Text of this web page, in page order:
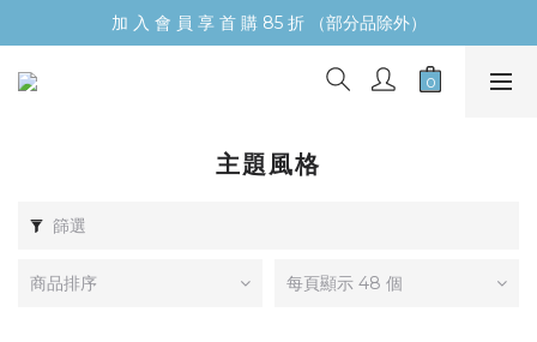
加 入 會 員 享 首 購 85 折 （部分品除外）
主題風格
篩選
商品排序 每頁顯示 48 個